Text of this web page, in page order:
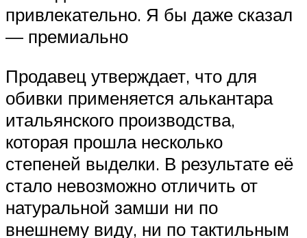
привлекательно. Я бы даже сказал
— премиально
Продавец утверждает, что для
обивки применяется алькантара
итальянского производства,
которая прошла несколько
степеней выделки. В результате её
стало невозможно отличить от
натуральной замши ни по
внешнему виду, ни по тактильным